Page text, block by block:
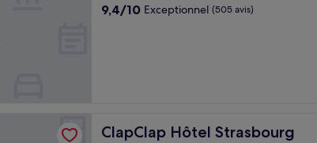
9.4
9,4/10 Exceptionnel (505 avis)
ClapClap Hôtel Strasbourg
ClapClap Hôtel Strasbourg